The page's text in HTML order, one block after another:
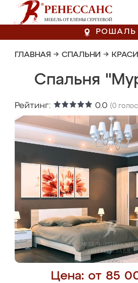
РОШАЛЬ
ГЛАВНАЯ → СПАЛЬНИ →
Спальня
Рейтинг: 0.0 (0
Цена: от 85